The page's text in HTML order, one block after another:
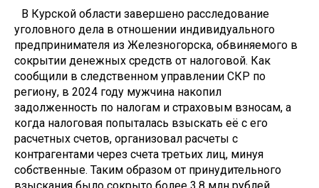
В Курской области завершено расследование
уголовного дела в отношении индивидуального
предпринимателя из Железногорска, обвиняемого в
сокрытии денежных средств от налоговой. Как
сообщили в следственном управлении СКР по
региону, в 2024 году мужчина накопил
задолженность по налогам и страховым взносам, а
когда налоговая попыталась взыскать её с его
расчетных счетов, организовал расчеты с
контрагентами через счета третьих лиц, минуя
собственные. Таким образом от принудительного